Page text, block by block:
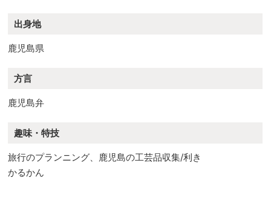
出身地
鹿児島県
方言
鹿児島弁
趣味・特技
旅行のプランニング、鹿児島の工芸品収集/利き
かるかん